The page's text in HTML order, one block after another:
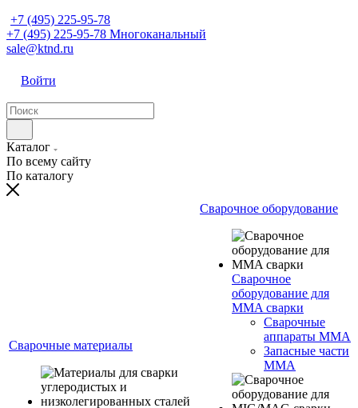
+7 (495) 225-95-78
+7 (495) 225-95-78 Многоканальный
sale@ktnd.ru
Войти
Каталог
По всему сайту
По каталогу
Сварочные материалы
Сварочное оборудование
Сварочное
оборудование для
MMA сварки
Сварочные
аппараты MMA
Запасные части
MMA